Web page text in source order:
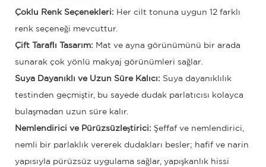
Çoklu Renk Seçenekleri: Her cilt tonuna uygun 12 farklı
renk seçeneği mevcuttur.
Çift Taraflı Tasarım: Mat ve ayna görünümünü bir arada
sunarak çok yönlü makyaj görünümleri sağlar.
Suya Dayanıklı ve Uzun Süre Kalıcı: Suya dayanıklılık
testinden geçmiştir, bu sayede dudak parlatıcısı kolayca
bulaşmadan uzun süre kalır.
Nemlendirici ve Pürüzsüzleştirici: Şeffaf ve nemlendirici,
nemli bir parlaklık vererek dudakları besler; hafif ve narin
yapısıyla pürüzsüz uygulama sağlar, yapışkanlık hissi